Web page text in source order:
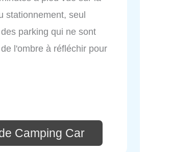
stationnement, seul
parking qui ne sont
l'ombre à réfléchir pour
Camping Car